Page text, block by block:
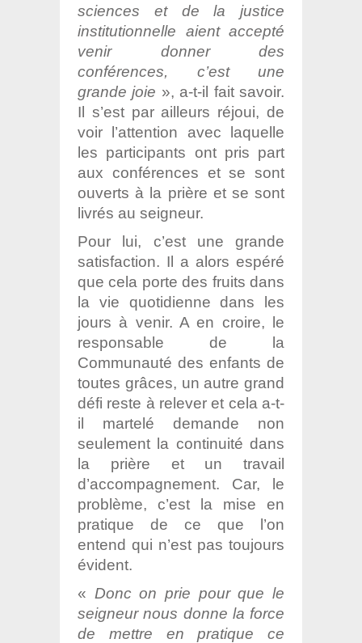
sciences et de la justice
institutionnelle aient accepté
venir donner des
conférences, c’est une
grande joie », a-t-il fait savoir.
Il s’est par ailleurs réjoui, de
voir l’attention avec laquelle
les participants ont pris part
aux conférences et se sont
ouverts à la prière et se sont
livrés au seigneur.
Pour lui, c’est une grande
satisfaction. Il a alors espéré
que cela porte des fruits dans
la vie quotidienne dans les
jours à venir. A en croire, le
responsable de la
Communauté des enfants de
toutes grâces, un autre grand
défi reste à relever et cela a-t-
il martelé demande non
seulement la continuité dans
la prière et un travail
d’accompagnement. Car, le
problème, c’est la mise en
pratique de ce que l’on
entend qui n’est pas toujours
évident.
« Donc on prie pour que le
seigneur nous donne la force
de mettre en pratique ce